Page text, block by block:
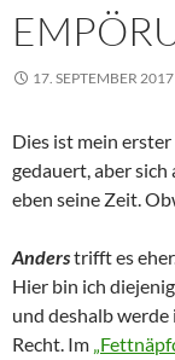
17. SEPTEMBER 2017
Dies ist mein
gedauert, aber
eben seine Zeit.
Anderstrifft es
Hier bin ich
und deshalb werde
Recht. Im